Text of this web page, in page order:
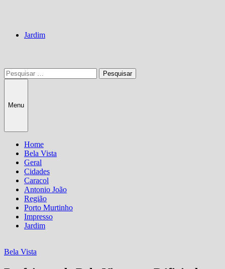
Jardim
Pesquisar
por:
Menu
Home
Bela Vista
Geral
Cidades
Caracol
Antonio João
Região
Porto Murtinho
Impresso
Jardim
Bela Vista